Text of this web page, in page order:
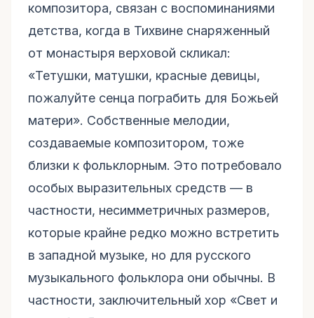
композитора, связан с воспоминаниями
детства, когда в Тихвине снаряженный
от монастыря верховой скликал:
«Тетушки, матушки, красные девицы,
пожалуйте сенца пограбить для Божьей
матери». Собственные мелодии,
создаваемые композитором, тоже
близки к фольклорным. Это потребовало
особых выразительных средств — в
частности, несимметричных размеров,
которые крайне редко можно встретить
в западной музыке, но для русского
музыкального фольклора они обычны. В
частности, заключительный хор «Свет и